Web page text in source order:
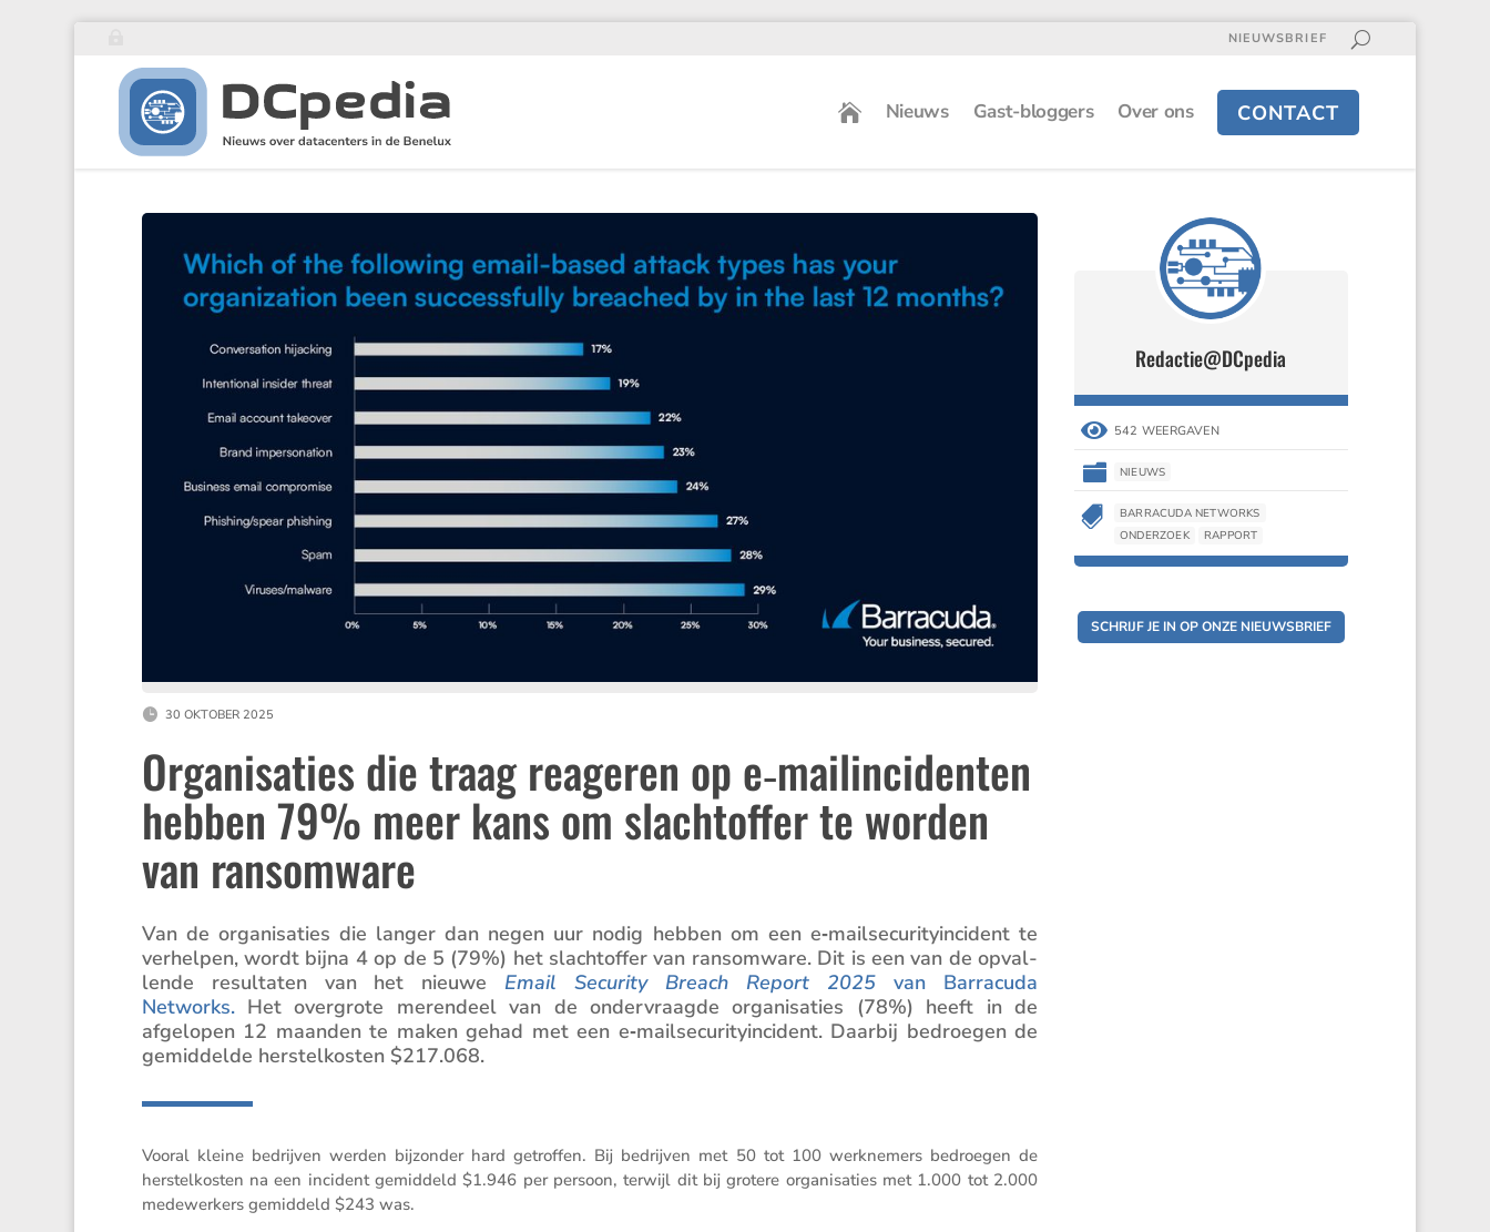
NIEUWSBRIEF
Nieuws Gast-bloggers Over ons CONTACT
30 OKTOBER 2025
Organisaties die traag reageren op e‑mailincidenten
hebben 79% meer kans om slachtoffer te worden
van ransomware
Van de organi­sa­ties die langer dan negen uur nodig hebben om een e‑mailsecurityincident te
verhelpen, wordt bijna 4 op de 5 (79%) het slacht­offer van ransom­ware. Dit is een van de opval­
lende resul­taten van het nieuweEmail Security Breach Report 2025 van Barra­cuda
Networks.Het overgrote meren­deel van de onder­vraagde organi­sa­ties (78%) heeft in de
afgelopen 12 maanden te maken gehad met een e‑mailsecurityincident. Daarbij bedroegen de
gemid­delde herstel­kosten $217.068.
Vooral kleine bedrijven werden bijzonder hard getroffen. Bij bedrijven met 50 tot 100 werkne­mers bedroegen de
herstel­kosten na een incident gemid­deld $1.946 per persoon, terwijl dit bij grotere organi­sa­ties met 1.000 tot 2.000
medewer­kers gemid­deld $243 was.
Redactie@DCpedia
 542 WEERGAVEN
 NIEUWS

BARRACUDA NETWORKS
ONDERZOEK
RAPPORT
SCHRIJF JE IN OP ONZE NIEUWSBRIEF